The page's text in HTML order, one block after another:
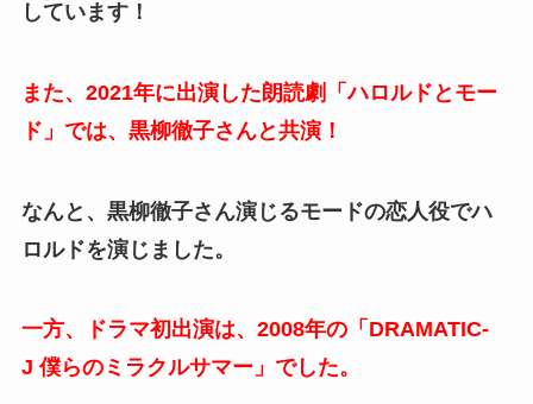
しています！
また、2021年に出演した朗読劇「ハロルドとモー
ド」では、黒柳徹子さんと共演！
なんと、黒柳徹子さん演じるモードの恋人役でハ
ロルドを演じました。
一方、ドラマ初出演は、2008年の「DRAMATIC-
J 僕らのミラクルサマー」でした。